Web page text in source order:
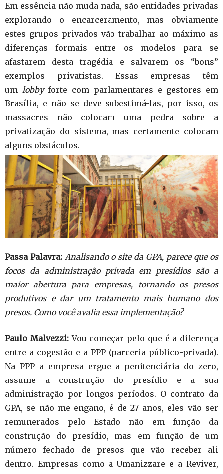
Em essência não muda nada, são entidades privadas
explorando o encarceramento, mas obviamente
estes grupos privados vão trabalhar ao máximo as
diferenças formais entre os modelos para se
afastarem desta tragédia e salvarem os “bons”
exemplos privatistas. Essas empresas têm
um lobbyforte com parlamentares e gestores em
Brasília, e não se deve subestimá-las, por isso, os
massacres não colocam uma pedra sobre a
privatização do sistema, mas certamente colocam
alguns obstáculos.
Passa Palavra: Analisando o site da GPA, parece que os
focos da administração privada em presídios são a
maior abertura para empresas, tornando os presos
produtivos e dar um tratamento mais humano dos
presos. Como você avalia essa implementação?
Paulo Malvezzi:Vou começar pelo que é a diferença
entre a cogestão e a PPP (parceria público-privada).
Na PPP a empresa ergue a penitenciária do zero,
assume a construção do presídio e a sua
administração por longos períodos. O contrato da
GPA, se não me engano, é de 27 anos, eles vão ser
remunerados pelo Estado não em função da
construção do presídio, mas em função de um
número fechado de presos que vão receber ali
dentro. Empresas como a Umanizzare e a Reviver,